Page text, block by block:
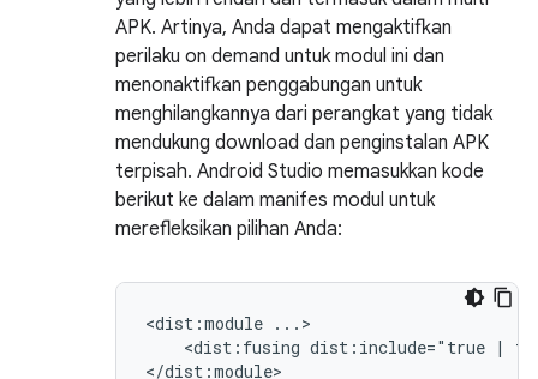
APK. Artinya, Anda dapat mengaktifkan
perilaku on demand untuk modul ini dan
menonaktifkan penggabungan untuk
menghilangkannya dari perangkat yang tidak
mendukung download dan penginstalan APK
terpisah. Android Studio memasukkan kode
berikut ke dalam manifes modul untuk
merefleksikan pilihan Anda:
<dist:module
<dist:fusing dist:include="true |